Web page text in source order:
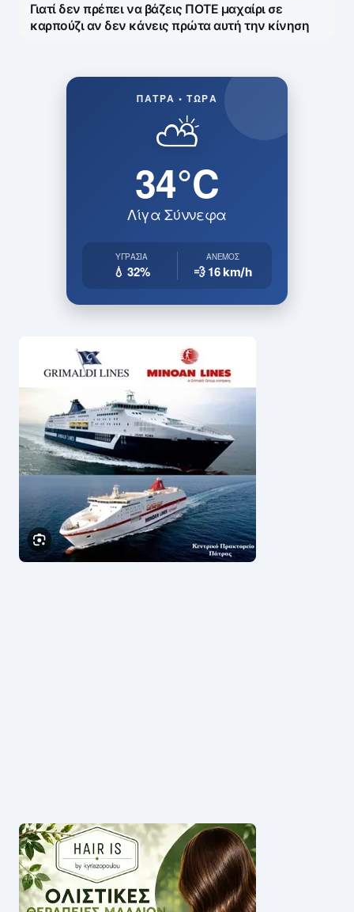
Γιατί δεν πρέπει να βάζεις ΠΟΤΕ μαχαίρι σε
καρπούζι αν δεν κάνεις πρώτα αυτή την κίνηση
ΠΆΤΡΑ • ΤΏΡΑ
⛅
34°C
Λίγα Σύννεφα
ΥΓΡΑΣΊΑ
💧 32%
ΆΝΕΜΟΣ
💨 16km/h